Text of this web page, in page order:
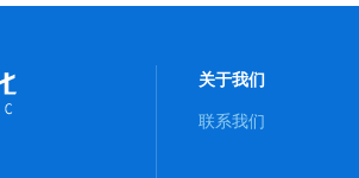
关于我们
联系我们